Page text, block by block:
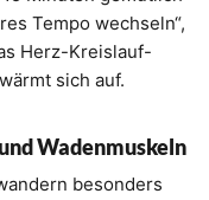
Tempo wechseln“,
Herz-Kreislauf-
sich auf.
Wadenmuskeln
besonders